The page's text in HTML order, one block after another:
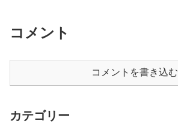
コメント
コメントを書き込む
カテゴリー